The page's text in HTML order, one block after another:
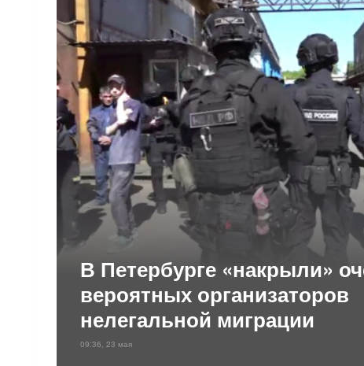
В Петербурге «накрыли»
вероятных организаторов
нелегальной миграции
09:36, 23 мая